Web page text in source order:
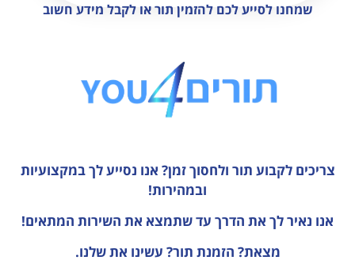
שמחנו לסייע לכם להזמין תור או לקבל מידע חשוב
צריכים לקבוע תור ולחסוך זמן? אנו נסייע לך במקצועיות
ובמהירות!
אנו נאיר לך את הדרך עד שתמצא את השירות המתאים!
מצאת? הזמנת תור? עשינו את שלנו.